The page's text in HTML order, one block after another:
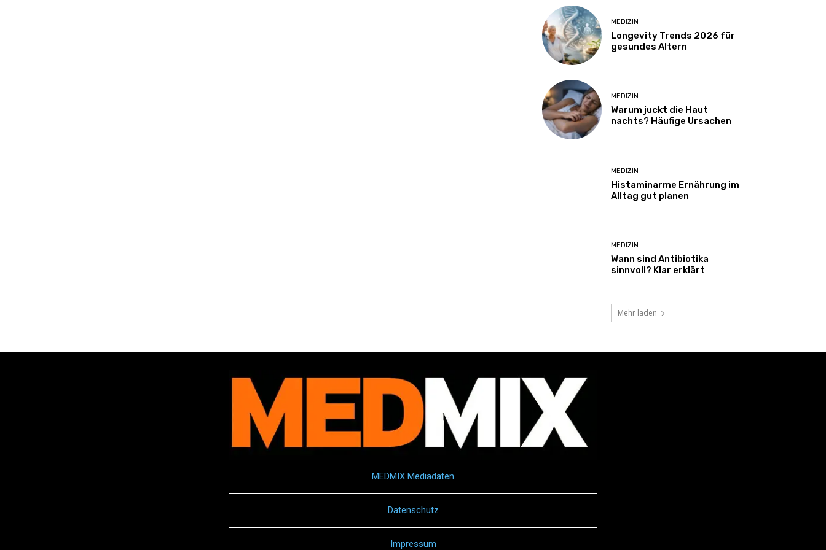
MEDIZIN
Longevity Trends 2026 für
gesundes Altern
MEDIZIN
Warum juckt die Haut
nachts? Häufige Ursachen
MEDIZIN
Histaminarme Ernährung im
Alltag gut planen
MEDIZIN
Wann sind Antibiotika
sinnvoll? Klar erklärt
Mehr laden
MEDMIX Mediadaten
Datenschutz
Impressum